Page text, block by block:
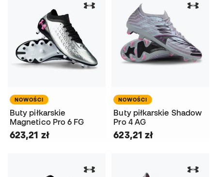
NOWOŚCI
Buty piłkarskie
Magnetico Pro 6 FG
623,21 zł
NOWOŚCI
Buty piłkarskie Shadow
Pro 4 AG
623,21 zł